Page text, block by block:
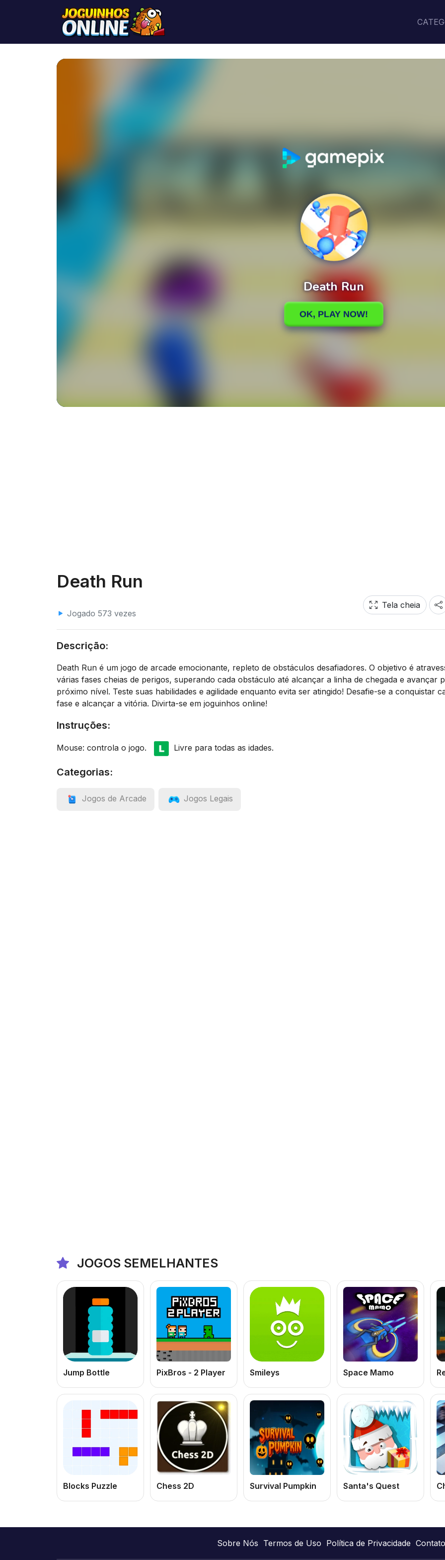
Death Run
Jogado 573 vezes
Tela cheia
Descrição:
Death Run é um jogo de arcade emocionante, repleto de obstáculos desafiadores. O objetivo é
várias fases cheias de perigos, superando cada obstáculo até alcançar a linha de chegada e avançar
próximo nível. Teste suas habilidades e agilidade enquanto evita ser atingido! Desafie-se a conquistar
fase e alcançar a vitória. Divirta-se em joguinhos online!
Instruções:
Mouse: controla o jogo. Livre para todas as idades.
Categorias:
Jogos de Arcade Jogos Legais
JOGOS SEMELHANTES
Jump Bottle PixBros - 2 Player Smileys Space Mamo
Blocks Puzzle Chess 2D Survival Pumpkin Santa's Quest
Sobre Nós Termos de Uso Política de Privacidade Contato